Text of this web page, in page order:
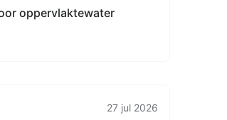
oppervlaktewater
27 jul 2026